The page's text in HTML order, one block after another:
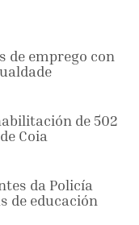
de emprego con
de 502
Coia
da Policía
de educación